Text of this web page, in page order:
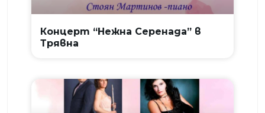
Концерт “Нежна Серенада” в
Трявна